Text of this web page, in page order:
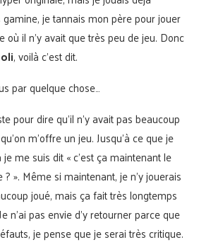
gamine, je tannais mon père pour jouer
où il n’y avait que très peu de jeu. Donc
, voilà c’est dit.
par quelque chose…
pour dire qu’il n’y avait pas beaucoup
m’offre un jeu. Jusqu’à ce que je
me suis dit « c’est ça maintenant le
». Même si maintenant, je n’y jouerais
joué, mais ça fait très longtemps
n’ai pas envie d’y retourner parce que
je pense que je serai très critique.